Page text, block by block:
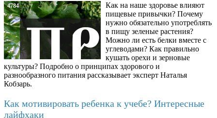
4784
Как на наше здоровье влияют
пищевые привычки? Почему
нужно обязательно употреблять
в пищу зеленые растения?
Можно ли есть белки вместе с
углеводами? Как правильно
кушать орехи и зерновые
культуры? Подробно о принципах здорового и
разнообразного питания рассказывает эксперт Наталья
Кобзарь.
Как мотивировать ребенка к учебе? Интересные
лайфхаки